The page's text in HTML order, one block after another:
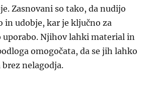
Zasnovani so tako, da nudijo
in udobje, kar je ključno za
uporabo. Njihov lahki material in
omogočata, da se jih lahko
brez nelagodja.